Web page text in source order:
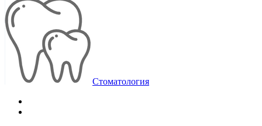
Стоматология